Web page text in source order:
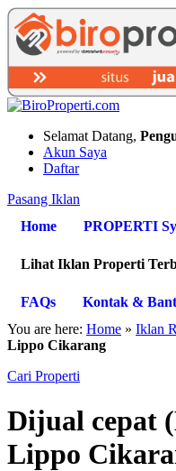
Selamat Datang,
Akun Saya
Daftar
Pasang Iklan
Home
PROPERTI
Lihat Iklan Properti
FAQs
Kontak &
You are here: Home » Iklan
Lippo Cikarang
Cari Properti
Dijual cepat
Lippo